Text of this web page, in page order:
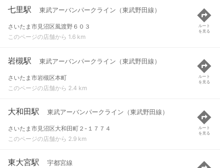
七里駅 東武アーバンパークライン（東武野田線）
さいたま市見沼区風渡野６０３
このページの店舗から 1.6 km
ルート
を見る
岩槻駅 東武アーバンパークライン（東武野田線）
さいたま市岩槻区本町
このページの店舗から 2.4 km
ルート
を見る
大和田駅 東武アーバンパークライン（東武野田線）
さいたま市見沼区大和田町２-１７７４
このページの店舗から 2.9 km
ルート
を見る
東大宮駅 宇都宮線